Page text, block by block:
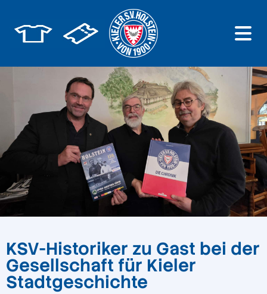
KSV-Historiker zu Gast bei der
Gesellschaft für Kieler
Stadtgeschichte